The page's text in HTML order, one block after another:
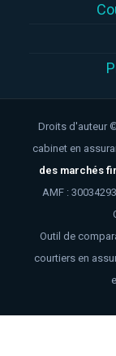
Droits d'auteur
cabinet en
des marchés
AMF :
Outil de
courtiers en